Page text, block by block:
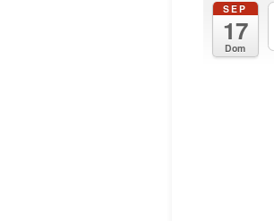
SEP
17
Dom